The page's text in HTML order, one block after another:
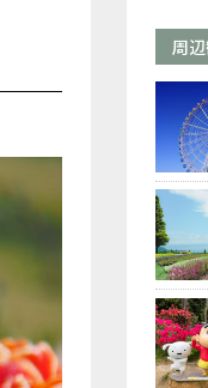
周